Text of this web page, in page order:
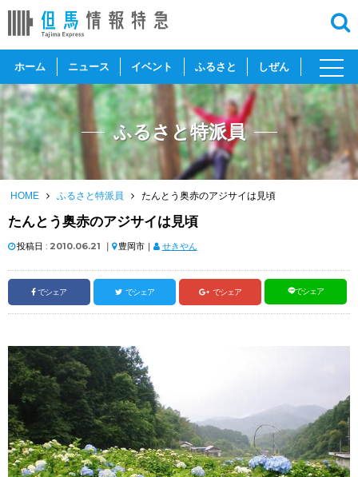
ホーム ニュース イベント ふるさと しぜん
toggle
ふるさと特派員
HOME ふるさと特派員 たんとう奥赤のアジサイは見頃
たんとう奥赤のアジサイは見頃
投稿日 : 2010.06.21 ｜ 豊岡市｜ せきやん
でシェア でシェア でシェア でシェア